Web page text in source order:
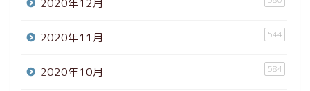
2020年12月
2020年11月 544
2020年10月 584